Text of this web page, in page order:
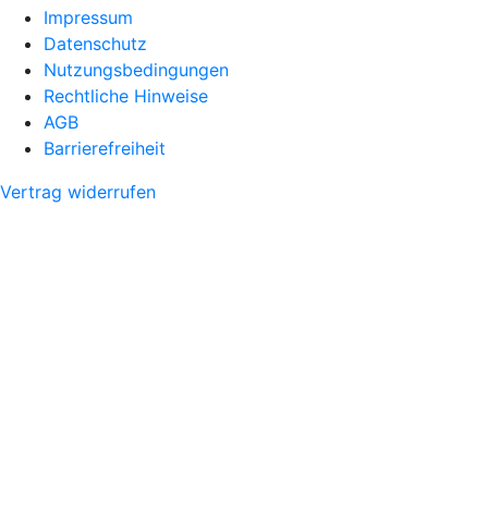
Impressum
Datenschutz
Nutzungsbedingungen
Rechtliche Hinweise
AGB
Barrierefreiheit
Vertrag widerrufen